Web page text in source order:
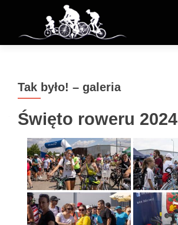
Tak było! – galeria
Święto roweru 2024